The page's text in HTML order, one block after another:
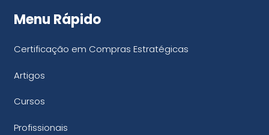
Menu Rápido
Certificação em Compras Estratégicas
Artigos
Cursos
Profissionais